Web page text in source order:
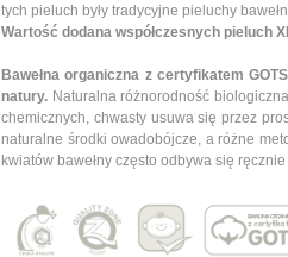
tych pieluch były tradycyjne pieluchy
Wartość dodana współczesnych pieluch
Bawełna organiczna z certyfikatem
natury. Naturalna różnorodność
chemicznych, chwasty usuwa się przez
naturalne środki owadobójcze, a różne
kwiatów bawełny często odbywa się